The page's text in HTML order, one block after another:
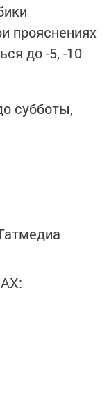
прояснениях
до -5, -10
субботы,